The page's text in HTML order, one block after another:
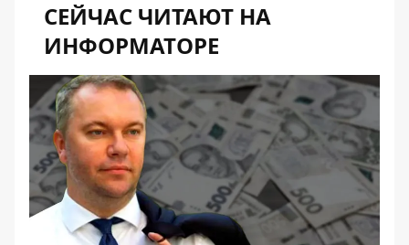
СЕЙЧАС ЧИТАЮТ НА
ИНФОРМАТОРЕ